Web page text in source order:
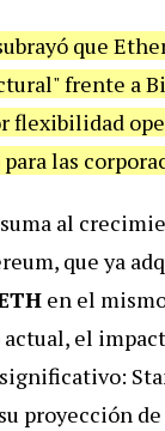
que
frente a
flexibilidad
las
al
que ya
en el
el
proyección de